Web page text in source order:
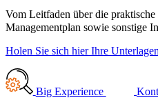
Vom Leitfaden über die
Managementplan sowie sonstige
Holen Sie sich hier Ihre
Big Experience